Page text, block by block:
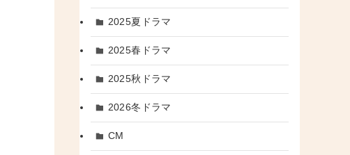
2025夏ドラマ
2025春ドラマ
2025秋ドラマ
2026冬ドラマ
CM